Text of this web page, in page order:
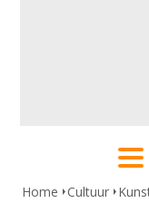
Home
Cultuur